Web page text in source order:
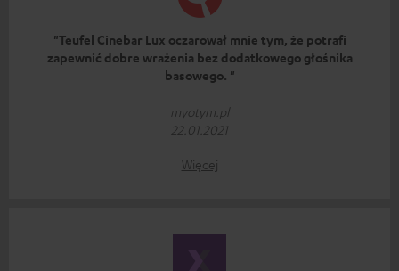
"Teufel Cinebar Lux oczarował mnie tym, że potrafi
zapewnić dobre wrażenia bez dodatkowego głośnika
basowego. "
myotym.pl
22.01.2021
Więcej